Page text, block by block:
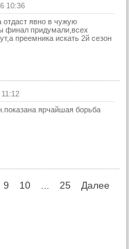
10:36
явно в чужую
финал придумали,всех
преемника искать 2й сезон
ярчайшая борьба
9 10 25 Далее